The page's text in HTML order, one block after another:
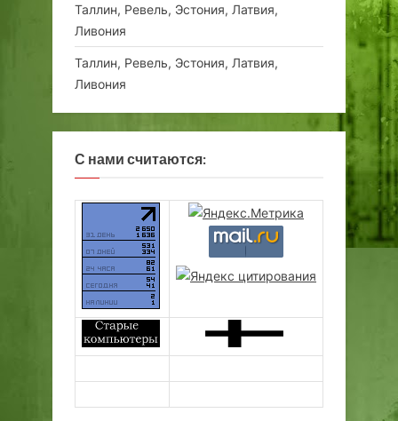
Таллин, Ревель, Эстония, Латвия,
Ливония
Таллин, Ревель, Эстония, Латвия,
Ливония
С нами считаются: